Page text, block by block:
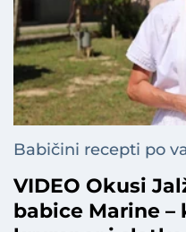
Babičini recepti po
VIDEO Okusi
babice Marine